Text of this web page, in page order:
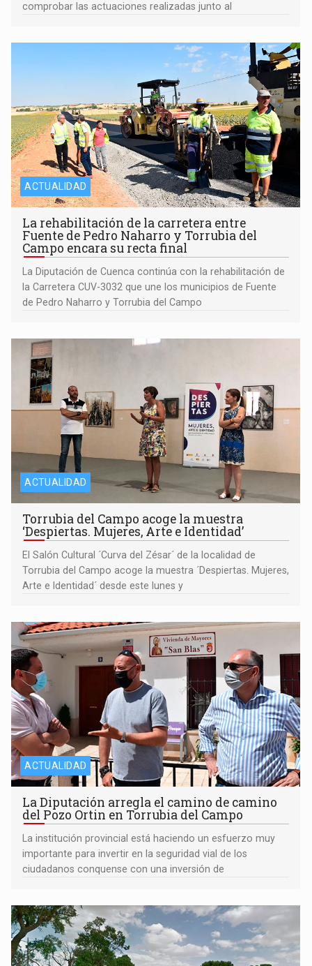
comprobar las actuaciones realizadas junto al
ACTUALIDAD
La rehabilitación de la carretera entre
Fuente de Pedro Naharro y Torrubia del
Campo encara su recta final
La Diputación de Cuenca continúa con la rehabilitación de
la Carretera CUV-3032 que une los municipios de Fuente
de Pedro Naharro y Torrubia del Campo
ACTUALIDAD
Torrubia del Campo acoge la muestra
‘Despiertas. Mujeres, Arte e Identidad’
El Salón Cultural ´Curva del Zésar´ de la localidad de
Torrubia del Campo acoge la muestra ´Despiertas. Mujeres,
Arte e Identidad´ desde este lunes y
ACTUALIDAD
La Diputación arregla el camino de camino
del Pozo Ortin en Torrubia del Campo
La institución provincial está haciendo un esfuerzo muy
importante para invertir en la seguridad vial de los
ciudadanos conquense con una inversión de